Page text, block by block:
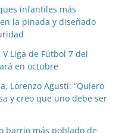
infantiles más
la pinada y diseñado
Liga de Fútbol 7 del
en octubre
Lorenzo Agustí: “Quiero
y creo que uno debe ser
barrio más poblado de